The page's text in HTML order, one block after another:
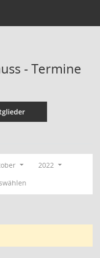
- Termine
2022